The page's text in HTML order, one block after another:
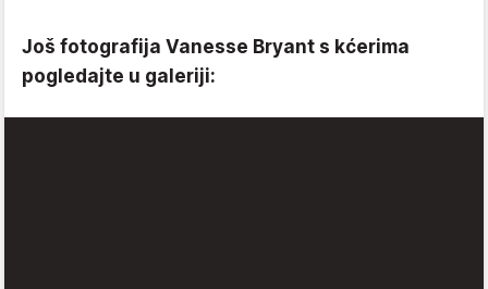
Još fotografija Vanesse Bryant s kćerima
pogledajte u galeriji: